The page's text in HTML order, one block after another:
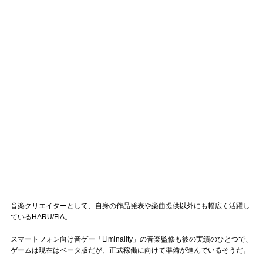
音楽クリエイターとして、自身の作品発表や楽曲提供以外にも幅広く活躍し
ているHARU/FiA。
スマートフォン向け音ゲー「Liminality」の音楽監修も彼の実績のひとつで、
ゲームは現在はベータ版だが、正式稼働に向けて準備が進んでいるそうだ。